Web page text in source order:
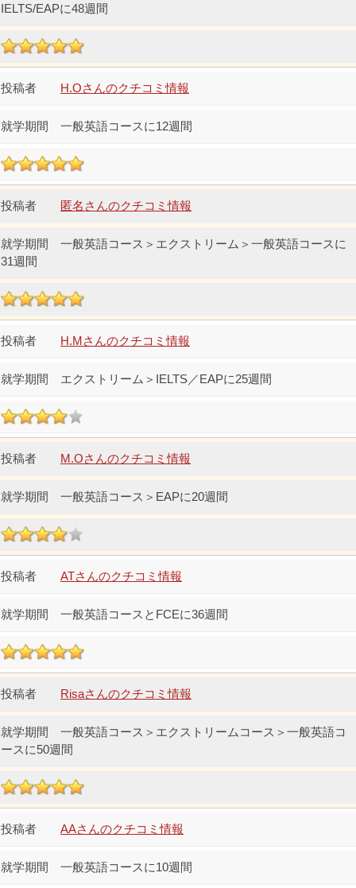
IELTS/EAPに48週間
H.Oさんのクチコミ情報
一般英語コースに12週間
匿名さんのクチコミ情報
一般英語コース＞エクストリーム＞一般英語コースに
31週間
H.Mさんのクチコミ情報
エクストリーム＞IELTS／EAPに25週間
M.Oさんのクチコミ情報
一般英語コース＞EAPに20週間
ATさんのクチコミ情報
一般英語コースとFCEに36週間
Risaさんのクチコミ情報
一般英語コース＞エクストリームコース＞一般英語コ
ースに50週間
AAさんのクチコミ情報
一般英語コースに10週間